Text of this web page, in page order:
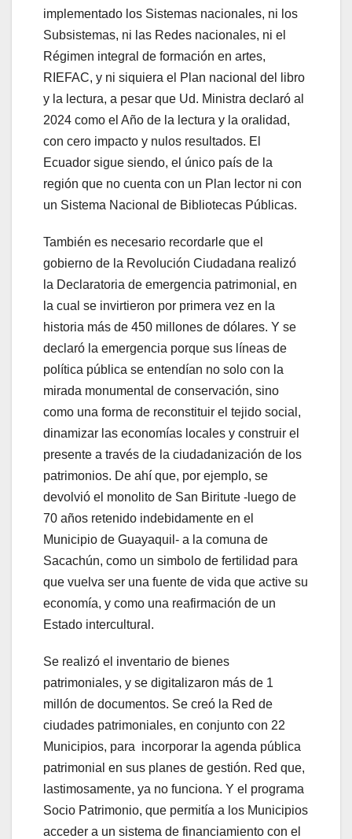
implementado los Sistemas nacionales, ni los
Subsistemas, ni las Redes nacionales, ni el
Régimen integral de formación en artes,
RIEFAC, y ni siquiera el Plan nacional del libro
y la lectura, a pesar que Ud. Ministra declaró al
2024 como el Año de la lectura y la oralidad,
con cero impacto y nulos resultados. El
Ecuador sigue siendo, el único país de la
región que no cuenta con un Plan lector ni con
un Sistema Nacional de Bibliotecas Públicas.
También es necesario recordarle que el
gobierno de la Revolución Ciudadana realizó
la Declaratoria de emergencia patrimonial, en
la cual se invirtieron por primera vez en la
historia más de 450 millones de dólares. Y se
declaró la emergencia porque sus líneas de
política pública se entendían no solo con la
mirada monumental de conservación, sino
como una forma de reconstituir el tejido social,
dinamizar las economías locales y construir el
presente a través de la ciudadanización de los
patrimonios. De ahí que, por ejemplo, se
devolvió el monolito de San Biritute -luego de
70 años retenido indebidamente en el
Municipio de Guayaquil- a la comuna de
Sacachún, como un simbolo de fertilidad para
que vuelva ser una fuente de vida que active su
economía, y como una reafirmación de un
Estado intercultural.
Se realizó el inventario de bienes
patrimoniales, y se digitalizaron más de 1
millón de documentos. Se creó la Red de
ciudades patrimoniales, en conjunto con 22
Municipios, para incorporar la agenda pública
patrimonial en sus planes de gestión. Red que,
lastimosamente, ya no funciona. Y el programa
Socio Patrimonio, que permitía a los Municipios
acceder a un sistema de financiamiento con el